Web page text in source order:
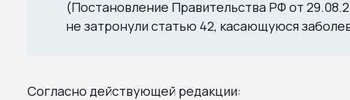
(Постановление Правительства РФ от
не затронули статью 42, касающуюся
Согласно действующей редакции: